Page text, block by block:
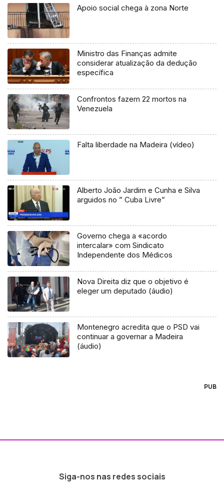
Apoio social chega à zona Norte
Ministro das Finanças admite
considerar atualização da dedução
específica
Confrontos fazem 22 mortos na
Venezuela
Falta liberdade na Madeira (vídeo)
Alberto João Jardim e Cunha e Silva
arguidos no ” Cuba Livre”
Governo chega a «acordo
intercalar» com Sindicato
Independente dos Médicos
Nova Direita diz que o objetivo é
eleger um deputado (áudio)
Montenegro acredita que o PSD vai
continuar a governar a Madeira
(áudio)
PUB
Siga-nos nas redes sociais